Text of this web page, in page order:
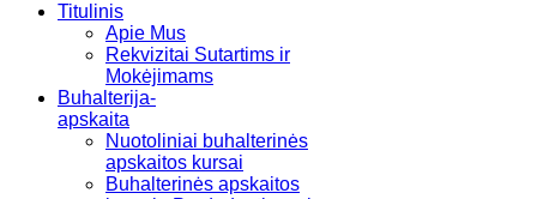
Titulinis
Apie Mus
Rekvizitai Sutartims ir
Mokėjimams
Buhalterija-
apskaita
Nuotoliniai buhalterinės
apskaitos kursai
Buhalterinės apskaitos